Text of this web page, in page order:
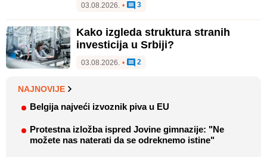
03.08.2026. • 3
Kako izgleda struktura stranih
investicija u Srbiji?
03.08.2026. • 2
NAJNOVIJE
Belgija najveći izvoznik piva u EU
Protestna izložba ispred Jovine gimnazije: "Ne
možete nas naterati da se odreknemo istine"